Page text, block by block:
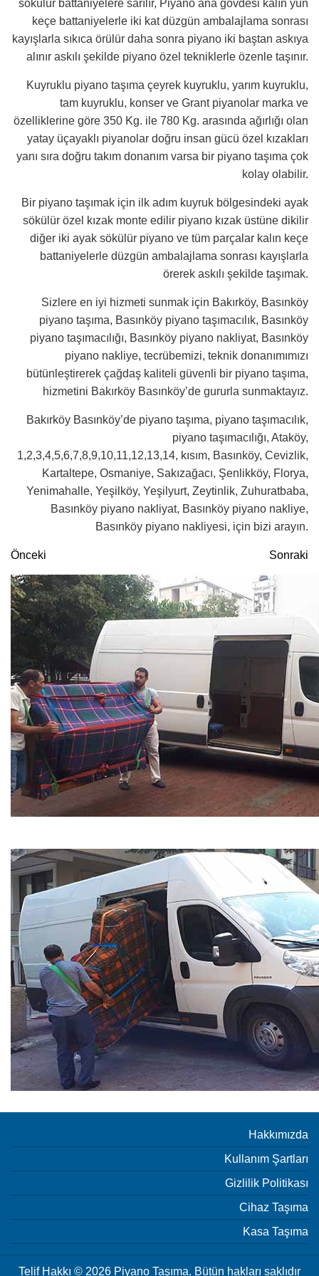
sökülür battaniyelere sarılır, Piyano ana gövdesi kalın yün
keçe battaniyelerle iki kat düzgün ambalajlama sonrası
kayışlarla sıkıca örülür daha sonra piyano iki baştan askıya
alınır askılı şekilde piyano özel tekniklerle özenle taşınır.
Kuyruklu piyano taşıma çeyrek kuyruklu, yarım kuyruklu,
tam kuyruklu, konser ve Grant piyanolar marka ve
özelliklerine göre 350 Kg. ile 780 Kg. arasında ağırlığı olan
yatay üçayaklı piyanolar doğru insan gücü özel kızakları
yanı sıra doğru takım donanım varsa bir piyano taşıma çok
kolay olabilir.
Bir piyano taşımak için ilk adım kuyruk bölgesindeki ayak
sökülür özel kızak monte edilir piyano kızak üstüne dikilir
diğer iki ayak sökülür piyano ve tüm parçalar kalın keçe
battaniyelerle düzgün ambalajlama sonrası kayışlarla
örerek askılı şekilde taşımak.
Sizlere en iyi hizmeti sunmak için Bakırköy, Basınköy
piyano taşıma, Basınköy piyano taşımacılık, Basınköy
piyano taşımacılığı, Basınköy piyano nakliyat, Basınköy
piyano nakliye, tecrübemizi, teknik donanımımızı
bütünleştirerek çağdaş kaliteli güvenli bir piyano taşıma,
hizmetini Bakırköy Basınköy’de gururla sunmaktayız.
Bakırköy Basınköy’de piyano taşıma, piyano taşımacılık,
piyano taşımacılığı, Ataköy,
1,2,3,4,5,6,7,8,9,10,11,12,13,14, kısım, Basınköy, Cevizlik,
Kartaltepe, Osmaniye, Sakızağacı, Şenlikköy, Florya,
Yenimahalle, Yeşilköy, Yeşilyurt, Zeytinlik, Zuhuratbaba,
Basınköy piyano nakliyat, Basınköy piyano nakliye,
Basınköy piyano nakliyesi, için bizi arayın.
Önceki Sonraki
Hakkımızda
Kullanım Şartları
Gizlilik Politikası
Cihaz Taşıma
Kasa Taşıma
Telif Hakkı © 2026 Piyano Taşıma. Bütün hakları saklıdır